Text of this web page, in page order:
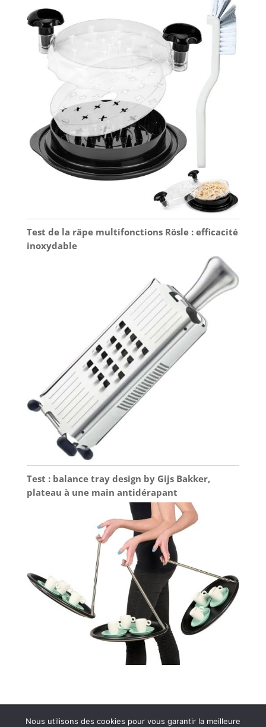
Test de la râpe multifonctions Rösle : efficacité
inoxydable
Test : balance tray design by Gijs Bakker,
plateau à une main antidérapant
Plan de site Contact
Nous utilisons des cookies pour vous garantir la meilleure